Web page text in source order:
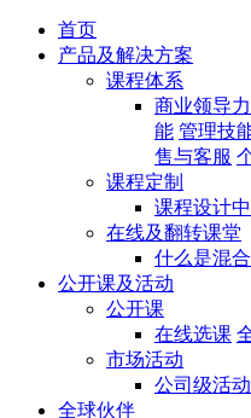
首页
产品及解决方案
课程体系
商业领导力
能 管理技
售与客服
课程定制
课程设计
在线及翻转课堂
什么是混
公开课及活动
公开课
在线选课
市场活动
公司级活动
全球伙伴